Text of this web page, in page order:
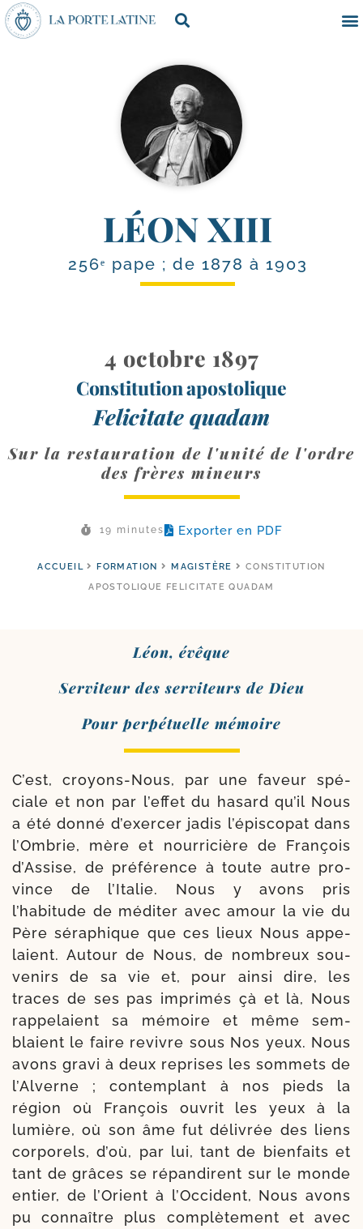
LÉON XIII
256ᵉ pape ; de 1878 à 1903
4 octobre 1897
Constitution apostolique
Felicitate quadam
Sur la restauration de l'unité de l'ordre
des frères mineurs
19 minutes Exporter en PDF
ACCUEIL FORMATION MAGISTÈRE
CONSTITUTION
APOSTOLIQUE FELICITATE QUADAM
Léon, évêque
Serviteur des ser­vi­teurs de Dieu
Pour per­pé­tuelle mémoire
C’est, croyons-​Nous, par une faveur spé­
ciale et non par l’ef­fet du hasard qu’il Nous
a été don­né d’exer­cer jadis l’é­pis­co­pat dans
l’Ombrie, mère et nour­ri­cière de François
d’Assise, de pré­fé­rence à toute autre pro­
vince de l’Italie. Nous y avons pris
l’habitude de médi­ter avec amour la vie du
Père séra­phique que ces lieux Nous appe­
laient. Autour de Nous, de nom­breux sou­
ve­nirs de sa vie et, pour ain­si dire, les
traces de ses pas impri­més çà et là, Nous
rap­pe­laient sa mémoire et même sem­
blaient le faire revivre sous Nos yeux. Nous
avons gra­vi à deux reprises les som­mets de
l’Alverne ; contem­plant à nos pieds la
région où François ouvrit les yeux à la
lumière, où son âme fut déli­vrée des liens
cor­po­rels, d’où, par lui, tant de bien­faits et
tant de grâces se répan­dirent sur le monde
entier, de l’Orient à l’Occident, Nous avons
pu connaître plus com­plè­te­ment et avec